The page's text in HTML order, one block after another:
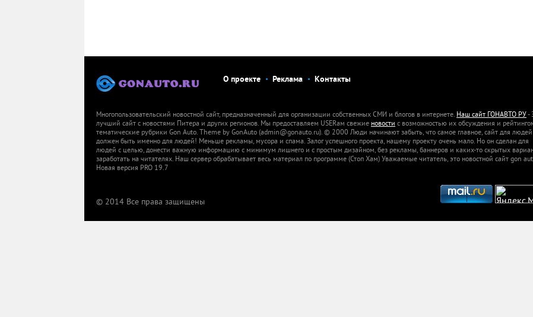
О проекте Реклама Контакты
Многопользовательский новостной сайт, предназначенный для организации собственных СМИ и блогов в интернете. Наш сайт ГОНАВТО РУ-
лучший сайт с новостями Питера и других регионов. Мы предоставляем USERам свежие новости с возможностью их обсуждения и
тематические рубрики Gon Auto. Theme by GonAuto (admin@gonauto.ru). © 2000 Люди начинают забыть, что самое главное, сайт для людей
должен быть именно для людей! Меньше рекламы, мусора и спама. Залог успешного проекта, нашему проекту очень мало. Но он сделан для
людей с целью, донести важную информацию с минимум лишнего и с простым дизайном, без рекламы, баннеров и каких-то скрытых
заработать на читателях. Наш сервер обрабатывает весь материал по программе (Стоп Хам) Уважаемые читатель, это новостной сайт gon
Новая версия PRO 19.7
© 2014 Все права защищены